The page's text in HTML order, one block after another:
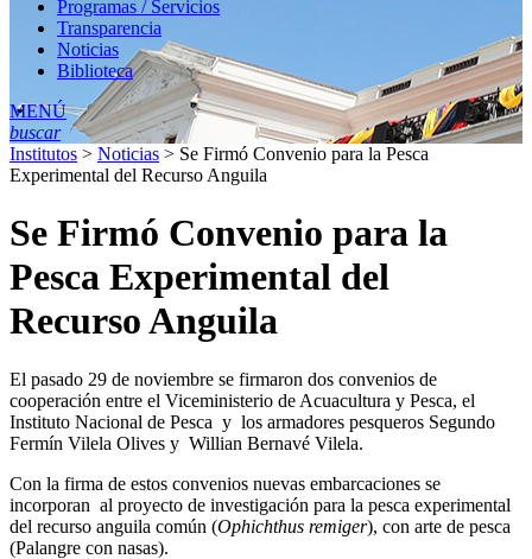
Programas / Servicios
Transparencia
Noticias
Biblioteca
MENÚ
buscar
Institutos > Noticias > Se Firmó Convenio para la Pesca
Experimental del Recurso Anguila
Se Firmó Convenio para la
Pesca Experimental del
Recurso Anguila
El pasado 29 de noviembre se firmaron dos convenios de
cooperación entre el Viceministerio de Acuacultura y Pesca, el
Instituto Nacional de Pesca y los armadores pesqueros Segundo
Fermín Vilela Olives y Willian Bernavé Vilela.
Con la firma de estos convenios nuevas embarcaciones se
incorporan al proyecto de investigación para la pesca experimental
del recurso anguila común (Ophichthus remiger), con arte de pesca
(Palangre con nasas).